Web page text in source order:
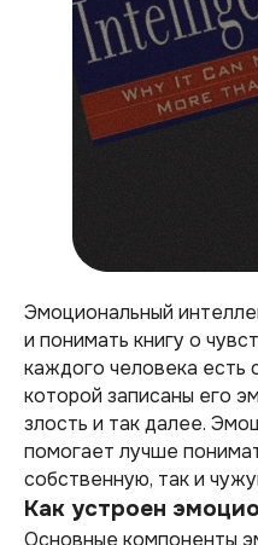
Эмоциональный
и понимать книгу о
каждого человека есть
которой записаны его
злость и так далее.
помогает лучше
собственную, так и
Как устроен
Основные компоненты